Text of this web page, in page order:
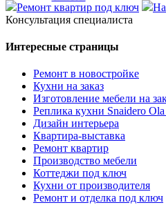
Ремонт квартир под ключ
Консультация специалиста
Интересные страницы
Ремонт в новостройке
Кухни на заказ
Изготовление мебели на
Реплика кухни Snaidero
Дизайн интерьера
Квартира-выставка
Ремонт квартир
Производство мебели
Коттеджи под ключ
Кухни от производителя
Ремонт и отделка под ключ